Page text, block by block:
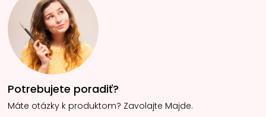
Potrebujete poradiť?
Máte otázky k produktom? Zavolajte Majde.